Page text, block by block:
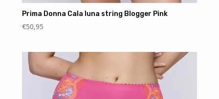
Prima Donna Cala luna string Blogger Pink
€50,95